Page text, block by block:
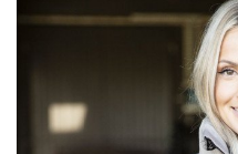
Karfan er tóm.